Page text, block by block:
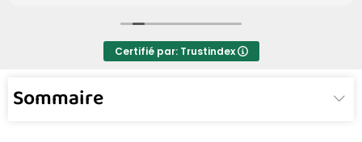
Certifié par: Trustindex
Sommaire